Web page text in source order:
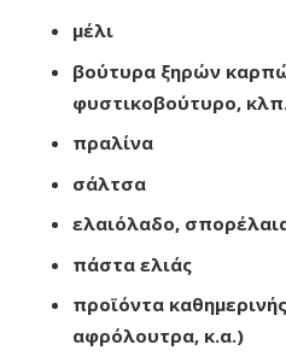
μέλι
βούτυρα ξηρών
φυστικοβούτυρο,
πραλίνα
σάλτσα
ελαιόλαδο,
πάστα ελιάς
προϊόντα
αφρόλουτρα, κ.α.)